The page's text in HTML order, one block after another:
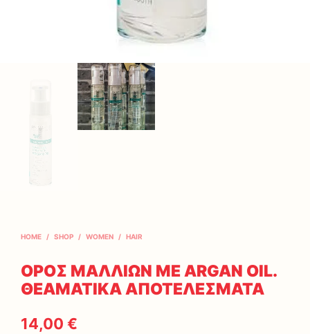
HOME / SHOP / WOMEN / HAIR
ΟΡΟΣ ΜΑΛΛΙΩΝ ΜΕ ARGAN OIL.
ΘΕΑΜΑΤΙΚΑ ΑΠΟΤΕΛΕΣΜΑΤΑ
14,00 €